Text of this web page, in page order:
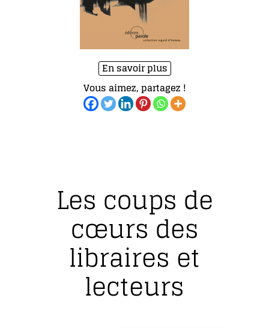
En savoir plus
Vous aimez, partagez !
Les coups de
cœurs des
libraires et
lecteurs